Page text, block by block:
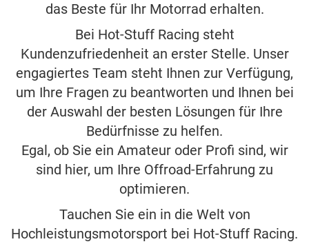
das Beste für Ihr Motorrad erhalten.
Bei Hot-Stuff Racing steht
Kundenzufriedenheit an erster Stelle. Unser
engagiertes Team steht Ihnen zur Verfügung,
um Ihre Fragen zu beantworten und Ihnen bei
der Auswahl der besten Lösungen für Ihre
Bedürfnisse zu helfen.
Egal, ob Sie ein Amateur oder Profi sind, wir
sind hier, um Ihre Offroad-Erfahrung zu
optimieren.
Tauchen Sie ein in die Welt von
Hochleistungsmotorsport bei Hot-Stuff Racing.